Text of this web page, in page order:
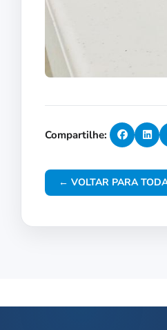
Compartilhe:
← VOLTAR PARA